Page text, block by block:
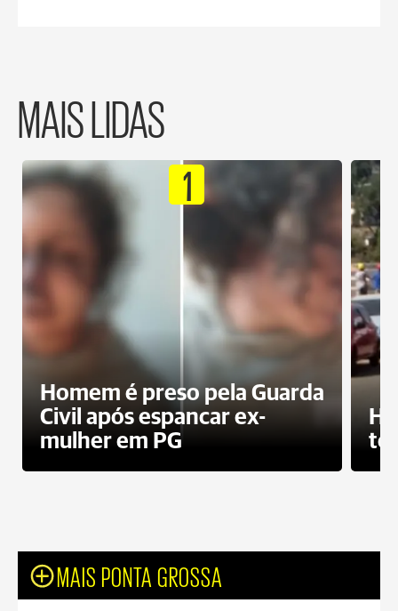
MAIS LIDAS
1
Homem é preso pela Guarda
Civil após espancar ex-
mulher em PG
MAIS PONTA GROSSA